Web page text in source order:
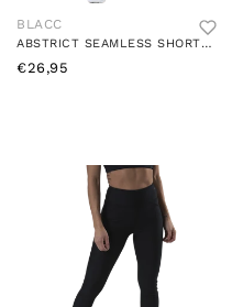
BLACC
ABSTRICT SEAMLESS SHORTS BLACK
€26,95